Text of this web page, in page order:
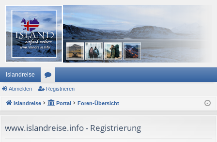
Islandreise
or
en
Abmelden Registrieren
Islandreise Portal Foren-Übersicht
www.islandreise.info - Registrierung